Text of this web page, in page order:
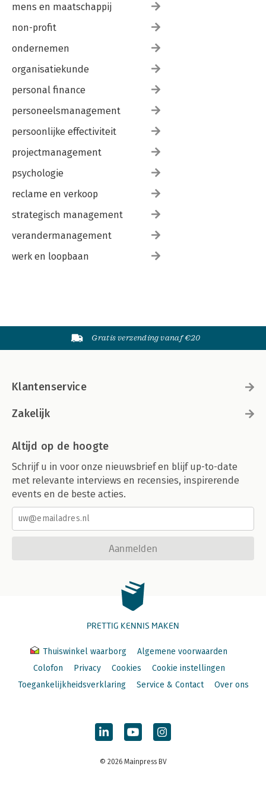
mens en maatschappij
non-profit
ondernemen
organisatiekunde
personal finance
personeelsmanagement
persoonlijke effectiviteit
projectmanagement
psychologie
reclame en verkoop
strategisch management
verandermanagement
werk en loopbaan
Gratis verzending vanaf €20
Klantenservice
Zakelijk
Altijd op de hoogte
Schrijf u in voor onze nieuwsbrief en blijf up-to-date
met relevante interviews en recensies, inspirerende
events en de beste acties.
Aanmelden
PRETTIG KENNIS MAKEN
Thuiswinkel waarborg
Algemene voorwaarden
Colofon
Privacy Cookies
Cookie instellingen
Toegankelijkheidsverklaring
Service & Contact Over ons
© 2026 Mainpress BV